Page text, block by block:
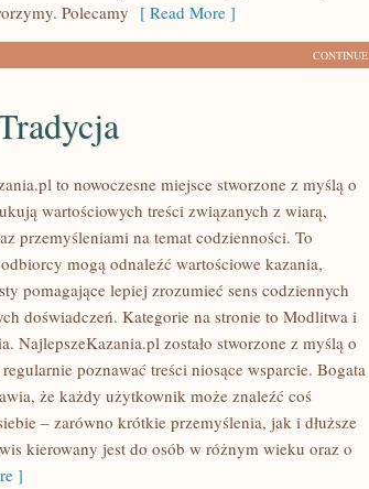
Polecamy [ Read More ]
CONTINUE
to nowoczesne miejsce stworzone z myślą o
wartościowych treści związanych z wiarą,
przemyśleniami na temat codzienności. To
mogą odnaleźć wartościowe kazania,
pomagające lepiej zrozumieć sens codziennych
doświadczeń. Kategorie na stronie to Modlitwa i
NajlepszeKazania.pl zostało stworzone z myślą o
poznawać treści niosące wsparcie. Bogata
że każdy użytkownik może znaleźć coś
– zarówno krótkie przemyślenia, jak i dłuższe
kierowany jest do osób w różnym wieku oraz o
]